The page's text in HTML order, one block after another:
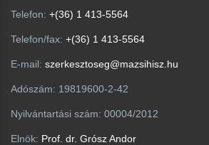
Telefon: +(36) 1 413-5564
Telefon/fax: +(36) 1 413-5564
E-mail: szerkesztoseg@mazsihisz.hu
Adószám: 19819600-2-42
Nyilvántartási szám: 00004/2012
Elnök: Prof. dr. Grósz Andor